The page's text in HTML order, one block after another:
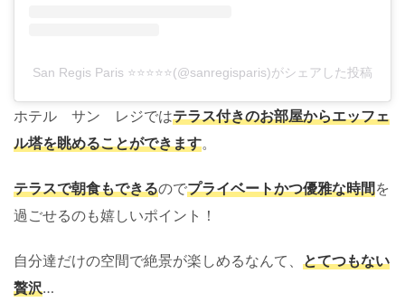
San Regis Paris ⭐⭐⭐⭐⭐(@sanregisparis)がシェアした投稿
ホテル サン レジではテラス付きのお部屋からエッフェ
ル塔を眺めることができます。
テラスで朝食もできるのでプライベートかつ優雅な時間を
過ごせるのも嬉しいポイント！
自分達だけの空間で絶景が楽しめるなんて、 とてつもない
贅沢…